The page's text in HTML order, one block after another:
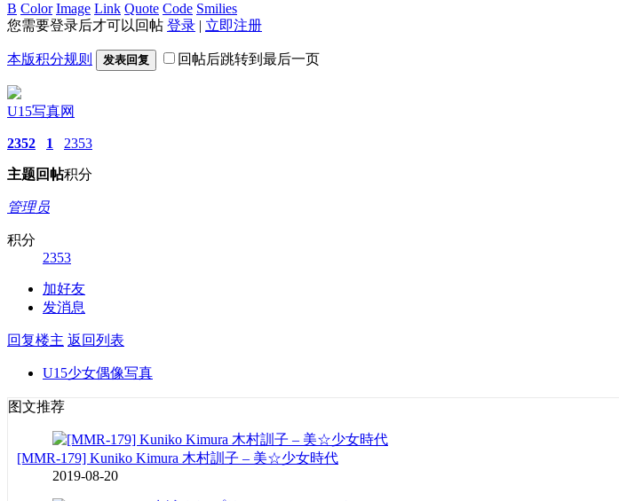
B Color Image Link Quote Code Smilies
您需要登录后才可以回帖 登录 | 立即注册
本版积分规则 发表回复 回帖后跳转到最后一页
U15写真网
2352
主题
1
回帖
2353
积分
管理员
积分
2353
加好友
发消息
回复楼主 返回列表
U15少女偶像写真
图文推荐
[MMR-179] Kuniko Kimura 木村訓子 – 美☆少女時代
2019-08-20